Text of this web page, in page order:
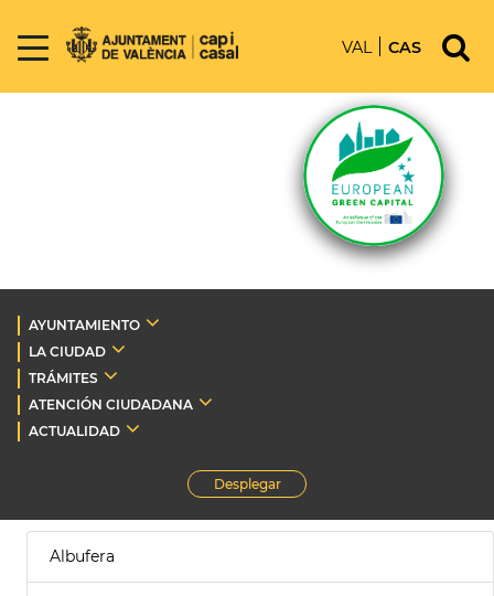
VAL CAS
AYUNTAMIENTO
LA CIUDAD
TRÁMITES
ATENCIÓN CIUDADANA
ACTUALIDAD
Desplegar
Albufera